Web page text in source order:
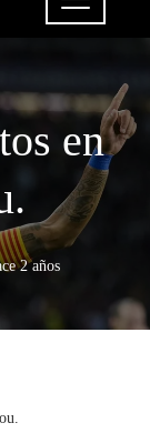
en
2 años